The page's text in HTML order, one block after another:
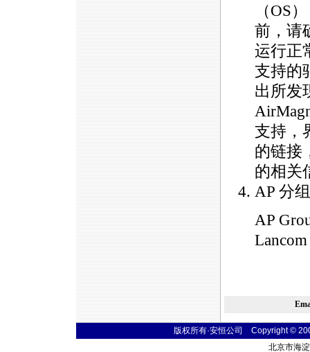
（OS
前，请
运行正
支持的
出所发
支持，
的链接
的相关
AP 分
AP
版权所有·安恒公司 Copyright ©
北京市海